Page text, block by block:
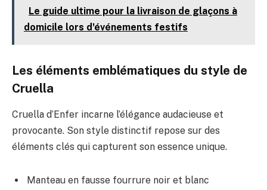
Le guide ultime pour la livraison de glaçons à
domicile lors d'événements festifs
Les éléments emblématiques du style de
Cruella
Cruella d’Enfer incarne l’élégance audacieuse et
provocante. Son style distinctif repose sur des
éléments clés qui capturent son essence unique.
Manteau en fausse fourrure noir et blanc